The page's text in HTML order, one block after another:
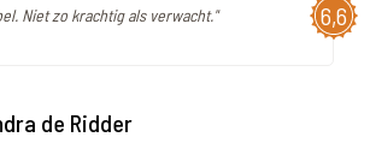
6,6
Niet zo krachtig als verwacht."
de Ridder